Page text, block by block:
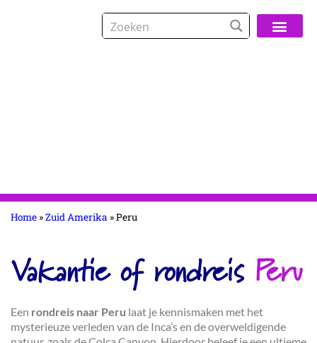
Home »Zuid Amerika »Peru
Vakantie of rondreis Peru
Een rondreis naar Peru laat je kennismaken met het
mysterieuze verleden van de Inca’s en de overweldigende